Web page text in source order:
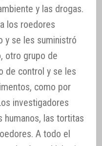
y las drogas.
los roedores
y se les suministró
otro grupo de
de control y se les
como por
investigadores
humanos, las tortitas
A todo el